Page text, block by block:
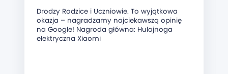
Drodzy Rodzice i Uczniowie. To wyjątkowa
okazja – nagradzamy najciekawszą opinię
na Google! Nagroda główna: Hulajnoga
elektryczna Xiaomi